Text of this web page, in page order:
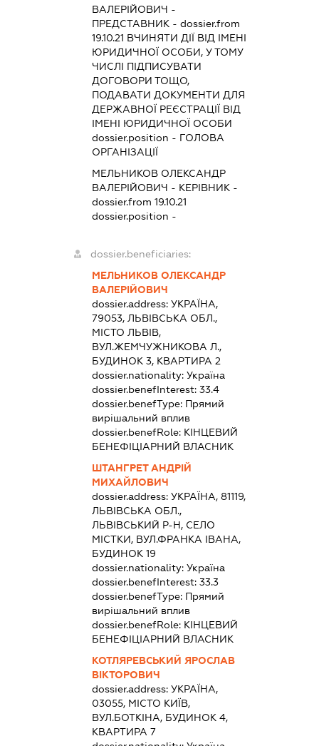
ВАЛЕРІЙОВИЧ -
ПРЕДСТАВНИК- dossier.from
19.10.21 ВЧИНЯТИ ДІЇ ВІД ІМЕНІ
ЮРИДИЧНОЇ ОСОБИ, У ТОМУ
ЧИСЛІ ПІДПИСУВАТИ
ДОГОВОРИ ТОЩО,
ПОДАВАТИ ДОКУМЕНТИ ДЛЯ
ДЕРЖАВНОЇ РЕЄСТРАЦІЇ ВІД
ІМЕНІ ЮРИДИЧНОЇ ОСОБИ
dossier.position - ГОЛОВА
ОРГАНІЗАЦІЇ
МЕЛЬНИКОВ ОЛЕКСАНДР
ВАЛЕРІЙОВИЧ - КЕРІВНИК-
dossier.from 19.10.21
dossier.position -
dossier.beneficiaries:
МЕЛЬНИКОВ ОЛЕКСАНДР
ВАЛЕРІЙОВИЧ
dossier.address: УКРАЇНА,
79053, ЛЬВІВСЬКА ОБЛ.,
МІСТО ЛЬВІВ,
ВУЛ.ЖЕМЧУЖНИКОВА Л.,
БУДИНОК 3, КВАРТИРА 2
dossier.nationality: Україна
dossier.benefInterest: 33.4
dossier.benefType: Прямий
вирішальний вплив
dossier.benefRole: КІНЦЕВИЙ
БЕНЕФІЦІАРНИЙ ВЛАСНИК
ШТАНГРЕТ АНДРІЙ
МИХАЙЛОВИЧ
dossier.address: УКРАЇНА, 81119,
ЛЬВІВСЬКА ОБЛ.,
ЛЬВІВСЬКИЙ Р-Н, СЕЛО
МІСТКИ, ВУЛ.ФРАНКА ІВАНА,
БУДИНОК 19
dossier.nationality: Україна
dossier.benefInterest: 33.3
dossier.benefType: Прямий
вирішальний вплив
dossier.benefRole: КІНЦЕВИЙ
БЕНЕФІЦІАРНИЙ ВЛАСНИК
КОТЛЯРЕВСЬКИЙ ЯРОСЛАВ
ВІКТОРОВИЧ
dossier.address: УКРАЇНА,
03055, МІСТО КИЇВ,
ВУЛ.БОТКІНА, БУДИНОК 4,
КВАРТИРА 7